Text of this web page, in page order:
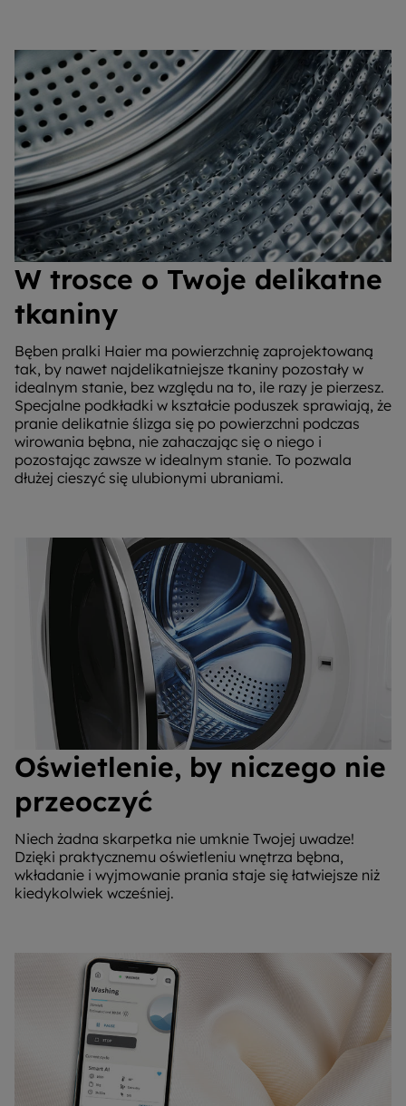
W trosce o Twoje delikatne
tkaniny
Bęben pralki Haier ma powierzchnię zaprojektowaną
tak, by nawet najdelikatniejsze tkaniny pozostały w
idealnym stanie, bez względu na to, ile razy je pierzesz.
Specjalne podkładki w kształcie poduszek sprawiają, że
pranie delikatnie ślizga się po powierzchni podczas
wirowania bębna, nie zahaczając się o niego i
pozostając zawsze w idealnym stanie. To pozwala
dłużej cieszyć się ulubionymi ubraniami.
Oświetlenie, by niczego nie
przeoczyć
Niech żadna skarpetka nie umknie Twojej uwadze!
Dzięki praktycznemu oświetleniu wnętrza bębna,
wkładanie i wyjmowanie prania staje się łatwiejsze niż
kiedykolwiek wcześniej.